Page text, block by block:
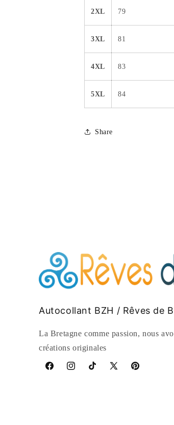
2XL 79
3XL 81
4XL 83
5XL 84
Share
Autocollant BZH / Rêves de
La Bretagne comme passion, nous
créations originales
FacebookInstagramTikTokX
Pinterest